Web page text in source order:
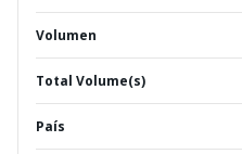
Volumen
Total Volume(s)
País